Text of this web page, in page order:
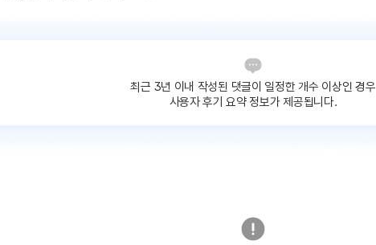
최근 3년 이내 작성된 댓글이 일정한 개수 이상인 경우
사용자 후기 요약 정보가 제공됩니다.